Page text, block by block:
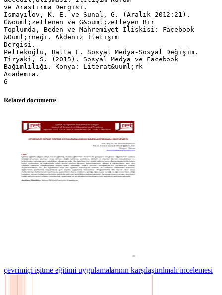
Related documents
çevrimiçi işitme eğitimi uygulamalarının karşılaştırılmalı incelemesi